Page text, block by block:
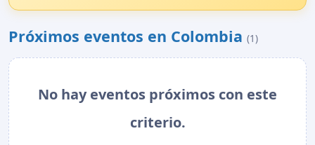
Próximos eventos en Colombia (1)
No hay eventos próximos con este
criterio.